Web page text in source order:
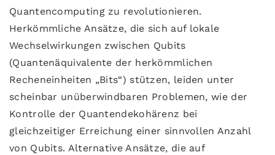
Quantencomputing zu revolutionieren.
Herkömmliche Ansätze, die sich auf lokale
Wechselwirkungen zwischen Qubits
(Quantenäquivalente der herkömmlichen
Recheneinheiten „Bits“) stützen, leiden unter
scheinbar unüberwindbaren Problemen, wie der
Kontrolle der Quantendekohärenz bei
gleichzeitiger Erreichung einer sinnvollen Anzahl
von Qubits. Alternative Ansätze, die auf